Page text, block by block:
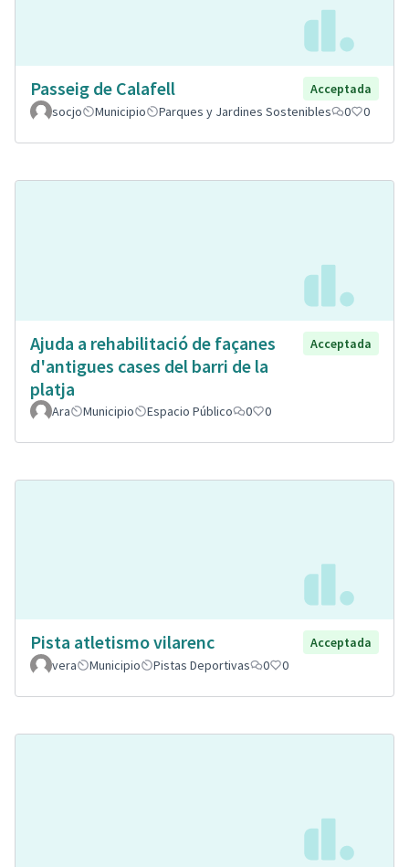
Passeig de Calafell
Acceptada
socjo
Municipio Parques y Jardines Sostenibles 0 0
Ajuda a rehabilitació de façanes
d'antigues cases del barri de la
platja
Acceptada
Ara Municipio Espacio Público 0 0
Pista atletismo vilarenc
Acceptada
vera
Municipio Pistas Deportivas 0 0